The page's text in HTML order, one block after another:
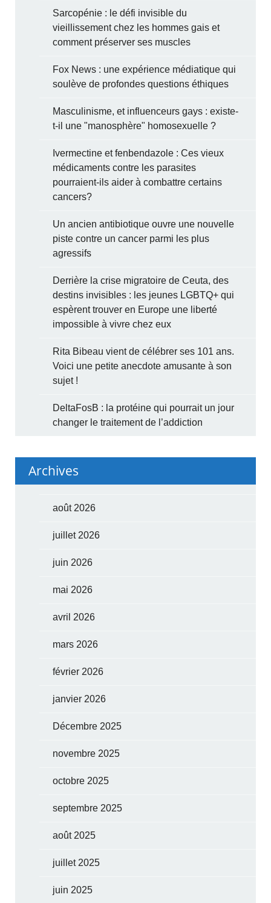
Sarcopénie : le défi invisible du
vieillissement chez les hommes gais et
comment préserver ses muscles
Fox News : une expérience médiatique qui
soulève de profondes questions éthiques
Masculinisme, et influenceurs gays : existe-
t-il une "manosphère" homosexuelle ?
Ivermectine et fenbendazole : Ces vieux
médicaments contre les parasites
pourraient-ils aider à combattre certains
cancers?
Un ancien antibiotique ouvre une nouvelle
piste contre un cancer parmi les plus
agressifs
Derrière la crise migratoire de Ceuta, des
destins invisibles : les jeunes LGBTQ+ qui
espèrent trouver en Europe une liberté
impossible à vivre chez eux
Rita Bibeau vient de célébrer ses 101 ans.
Voici une petite anecdote amusante à son
sujet !
DeltaFosB : la protéine qui pourrait un jour
changer le traitement de l’addiction
Archives
août 2026
juillet 2026
juin 2026
mai 2026
avril 2026
mars 2026
février 2026
janvier 2026
Décembre 2025
novembre 2025
octobre 2025
septembre 2025
août 2025
juillet 2025
juin 2025